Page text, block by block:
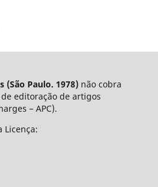
(São Paulo. 1978)não cobra
editoração de artigos
– APC).
Licença: